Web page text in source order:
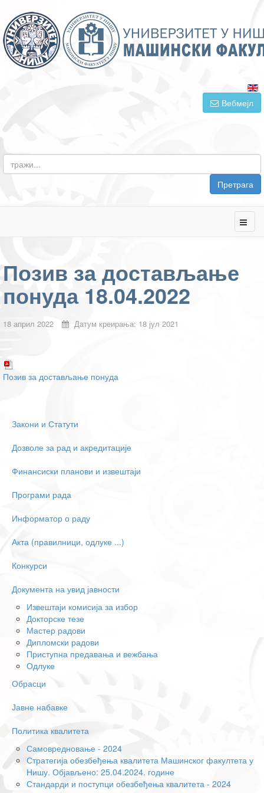
Вебмејл
Претрага
Позив за достављање
понуда 18.04.2022
18 април 2022 Датум креирања: 18 јул 2021
Позив за достављање понуда
Закони и Статути
Дозволе за рад и акредитације
Финансиски планови и извештаји
Програми рада
Информатор о раду
Акта (правилници, одлуке ...)
Конкурси
Документа на увид јавности
Извештаји комисија за избор
Докторске тезе
Мастер радови
Дипломски радови
Приступна предавања и вежбања
Одлуке
Обрасци
Јавне набавке
Политика квалитета
Самовредновање - 2024
Стратегија обезбеђења квалитета Машинског факултета у
Нишу. Објављено: 25.04.2024. године
Стандарди и поступци обезбеђења квалитета - 2024